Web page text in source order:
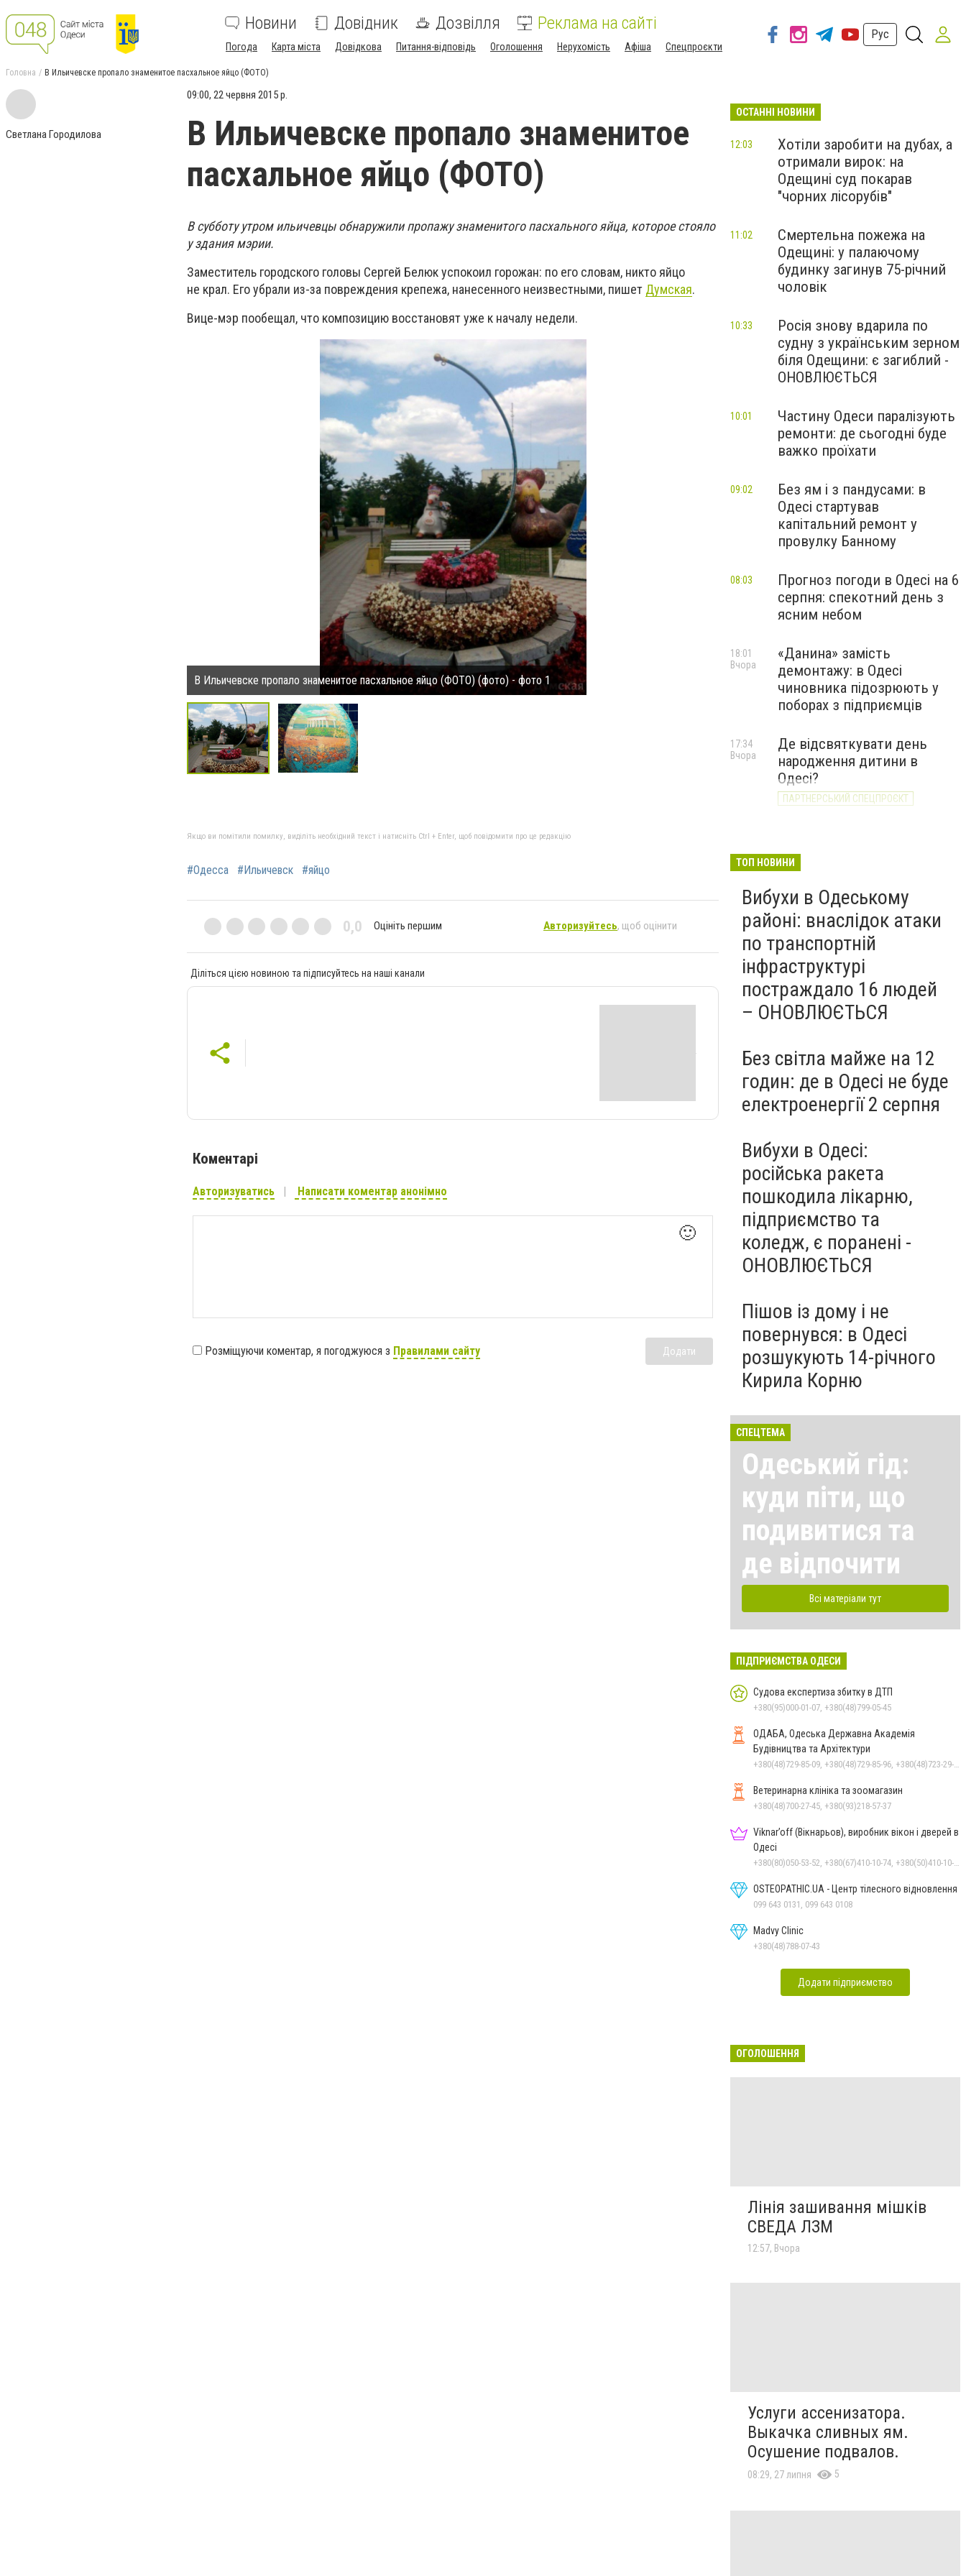
Новини Довідник Дозвілля Реклама на сайті
Погода Карта міста Довідкова Питання-відповідь Оголошення Нерухомість Афіша Спецпроєкти
Рус
Головна В Ильичевске пропало знаменитое пасхальное яйцо (ФОТО)
Светлана Городилова
09:00, 22 червня 2015 р.
В Ильичевске пропало знаменитое
пасхальное яйцо (ФОТО)
В субботу утром ильичевцы обнаружили пропажу знаменитого пасхального яйца, которое стояло
у здания мэрии.
Заместитель городского головы Сергей Белюк успокоил горожан: по его словам, никто яйцо
не крал. Его убрали из-за повреждения крепежа, нанесенного неизвестными, пишет Думская.
Вице-мэр пообещал, что композицию восстановят уже к началу недели.
В Ильичевске пропало знаменитое пасхальное яйцо (ФОТО) (фото) - фото 1 В Ильичевске пропало знаменитое пасхальное
Якщо ви помітили помилку, виділіть необхідний текст і натисніть Ctrl + Enter, щоб повідомити про це редакцію
#Одесса #Ильичевск #яйцо
0,0 Оцініть першим Авторизуйтесь, щоб оцінити
Діліться цією новиною та підписуйтесь на наші канали
Коментарі
Авторизуватись Написати коментар анонімно
🙂
Розміщуючи коментар, я погоджуюся з Правилами сайту Додати
ОСТАННІ НОВИНИ
Хотіли заробити на дубах, а
отримали вирок: на
Одещині суд покарав
"чорних лісорубів"
12:03
Смертельна пожежа на
Одещині: у палаючому
будинку загинув 75-річний
чоловік
11:02
Росія знову вдарила по
судну з українським зерном
біля Одещини: є загиблий -
ОНОВЛЮЄТЬСЯ
10:33
Частину Одеси паралізують
ремонти: де сьогодні буде
важко проїхати
10:01
Без ям і з пандусами: в
Одесі стартував
капітальний ремонт у
провулку Банному
09:02
Прогноз погоди в Одесі на 6
серпня: спекотний день з
ясним небом
08:03
«Данина» замість
демонтажу: в Одесі
чиновника підозрюють у
поборах з підприємців
18:01
Вчора
Де відсвяткувати день
народження дитини в
Одесі?
ПАРТНЕРСЬКИЙ СПЕЦПРОЄКТ
17:34
Вчора
ТОП НОВИНИ
Вибухи в Одеському
районі: внаслідок атаки
по транспортній
інфраструктурі
постраждало 16 людей
– ОНОВЛЮЄТЬСЯ
Без світла майже на 12
годин: де в Одесі не буде
електроенергії 2 серпня
Вибухи в Одесі:
російська ракета
пошкодила лікарню,
підприємство та
коледж, є поранені -
ОНОВЛЮЄТЬСЯ
Пішов із дому і не
повернувся: в Одесі
розшукують 14-річного
Кирила Корню
СПЕЦТЕМА
Одеський гід:
куди піти, що
подивитися та
де відпочити
Всі матеріали тут
ПІДПРИЄМСТВА ОДЕСИ
Судова експертиза збитку в ДТП
+380(95)000-01-07, +380(48)799-05-45
ОДАБА, Одеська Державна Академія
Будівництва та Архітектури
Ветеринарна клініка та зоомагазин
+380(48)700-27-45, +380(93)218-57-37
Viknar’off (Вікнарьов), виробник вікон і дверей в
Одесі
OSTEOPATHIC.UA - Центр тілесного відновлення
099 643 0131, 099 643 0108
Madvy Clinic
+380(48)788-07-43
Додати підприємство
ОГОЛОШЕННЯ
Лінія зашивання мішків
СВЕДА ЛЗМ
12:57, Вчора
Услуги ассенизатора.
Выкачка сливных ям.
Осушение подвалов.
08:29, 27 липня 5